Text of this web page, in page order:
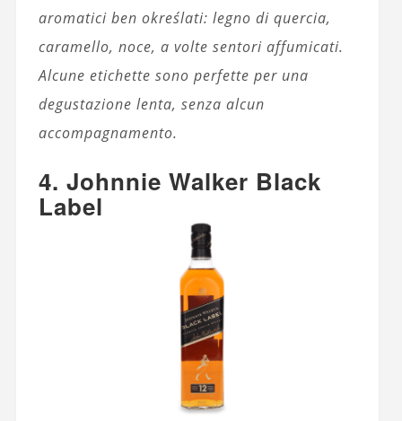
aromatici ben określati: legno di quercia,
caramello, noce, a volte sentori affumicati.
Alcune etichette sono perfette per una
degustazione lenta, senza alcun
accompagnamento.
4. Johnnie Walker Black
Label